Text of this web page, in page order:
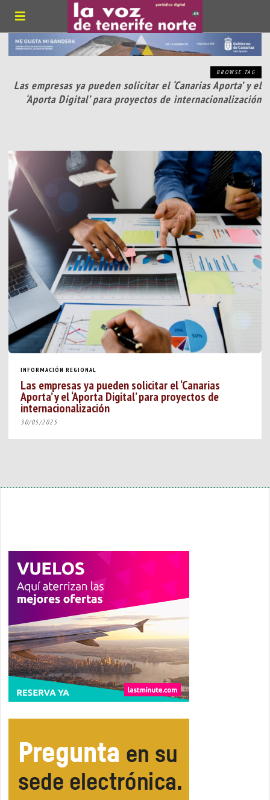
BROWSE TAG
Las empresas ya pueden solicitar el ‘Canarias Aporta’ y el
‘Aporta Digital’ para proyectos de internacionalización
INFORMACIÓN REGIONAL
Las empresas ya pueden solicitar el ‘Canarias
Aporta’ y el ‘Aporta Digital’ para proyectos de
internacionalización
30/05/2025